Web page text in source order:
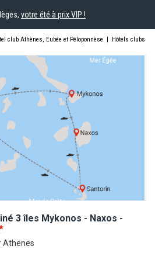
votre été à prix VIP !
club Athènes, Eubée et Péloponnèse | Hôtels clubs
3 îles Mykonos - Naxos -
Athenes